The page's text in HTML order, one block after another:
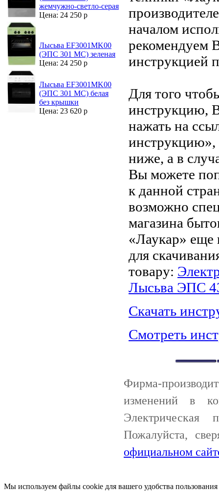
жемчужно-светло-серая
Цена: 24 250 р
Лысьва EF3001MK00
(ЭПС 301 МС) зеленая
Цена: 24 250 р
Лысьва EF3001MK00
(ЭПС 301 МС) белая
без крышки
Цена: 23 620 р
началом
рекомендуем
инструкцией
Для того
инструкцию,
нажать на
ниже, а в
Вы можете
к данной
возможно
магазина
«Лаукар» еще
для
товару:
Лысьва ЭПС
Скачать
Смотреть
Фирма-
изменений в
Пожалуйста,
официальном
Мы используем файлы cookie для вашего удобства